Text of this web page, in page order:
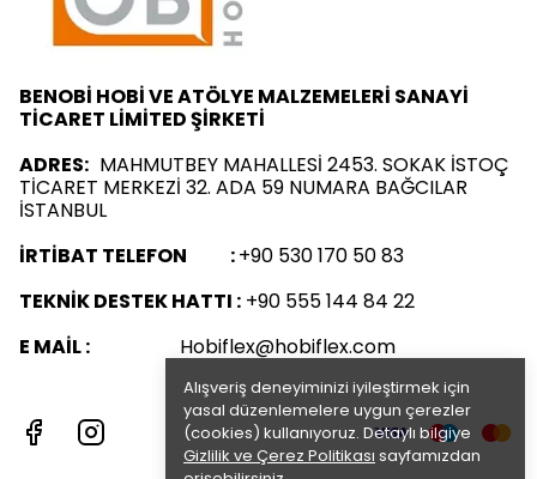
Alışveriş deneyiminizi iyileştirmek için
yasal düzenlemelere uygun çerezler
(cookies) kullanıyoruz. Detaylı bilgiye
Gizlilik ve Çerez Politikası sayfamızdan
BENOBİ HOBİ VE ATÖLYE MALZEMELERİ SANAYİ
TİCARET LİMİTED ŞİRKETİ
ADRES: MAHMUTBEY MAHALLESİ 2453. SOKAK İSTOÇ
TİCARET MERKEZİ 32. ADA 59 NUMARA BAĞCILAR
İSTANBUL
İRTİBAT TELEFON :+90 530 170 50 83
TEKNİK DESTEK HATTI : +90 555 144 84 22
E MAİL : Hobiflex@hobiflex.com